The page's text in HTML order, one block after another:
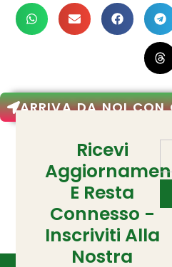
ARRIVA DA NOI CON
Ricevi
E Resta
Connesso -
Inscriviti Alla
Nostra